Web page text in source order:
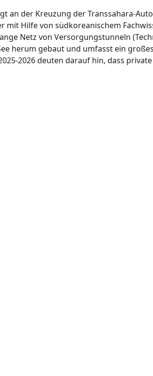
an der Kreuzung der Transsahara-
Hilfe von südkoreanischem
Netz von Versorgungstunneln
herum gebaut und umfasst ein
2026 deuten darauf hin, dass